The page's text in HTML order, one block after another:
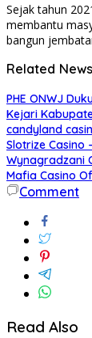
Sejak tahun
membantu
bangun
Related News
PHE ONWJ
Kejari
candyland
Slotrize Casino
Wynagradzani
Mafia Casino
Comment
Read Also